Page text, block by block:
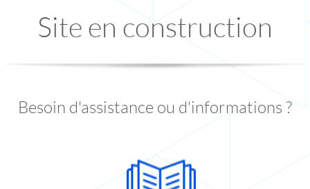
Site en construction
Besoin d'assistance ou d'informations ?